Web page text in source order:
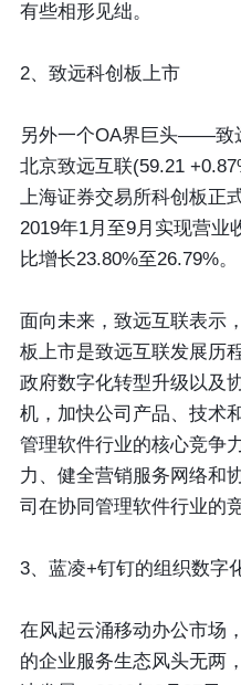
有些相形见绌。
2、致远科创板上市
另外一个OA界巨头——致
北京致远互联(59.21
上海证券交易所科创板正
2019年1月至9月实现营业
比增长23.80%至26.79%。
面向未来，致远互联表示
板上市是致远互联发展历
政府数字化转型升级以及
机，加快公司产品、技术
管理软件行业的核心竞争
力、健全营销服务网络和
司在协同管理软件行业的
3、蓝凌+钉钉的组织数字
在风起云涌移动办公市场
的企业服务生态风头无两